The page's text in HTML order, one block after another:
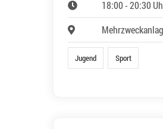
18:00 - 20:30
Jugend Sport